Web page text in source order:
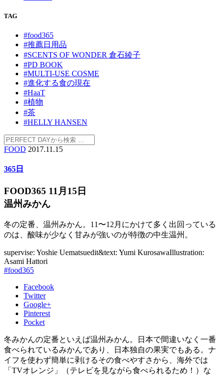
TAG
#food365
#推薦日用品
#SCENTS OF WONDER 倉石綾子
#PD BOOK
#MULTI-USE COSME
#進化する食の現在
#HaaT
#植物
#茶
#HELLY HANSEN
FOOD 2017.11.15
365日
FOOD365 11月15日
温州みかん
冬の定番、温州みかん。11〜12月にかけて多く出回っている
のは、酸味が少なく甘みが強いのが特徴の中生温州。
supervise: Yoshie Uematsuedit&text: Yumi KurosawaIllustration:
Asami Hattori
#food365
Facebook
Twitter
Google+
Pinterest
Pocket
冬みかんの定番といえば温州みかん。日本で間違いなく一番
食べられているみかんであり、日本独自の果実でもある。ナ
イフを使わず簡単に剥けるその食べやすさから、海外では
「TVオレンジ」（テレビを見ながら食べられるため！）な